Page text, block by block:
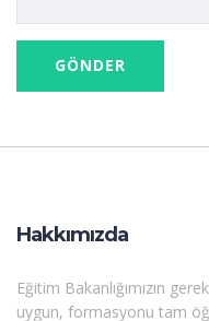
Hakkımızda
Eğitim Bakanlığımızın
uygun, formasyonu tam